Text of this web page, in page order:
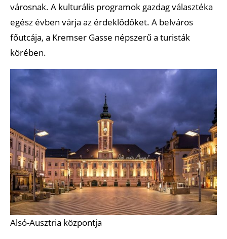
városnak. A kulturális programok gazdag választéka
egész évben várja az érdeklődőket. A belváros
főutcája, a Kremser Gasse népszerű a turisták
körében.
Alsó-Ausztria központja